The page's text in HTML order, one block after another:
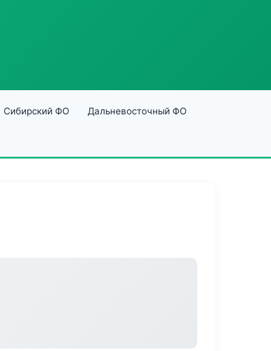
Сибирский ФО Дальневосточный ФО